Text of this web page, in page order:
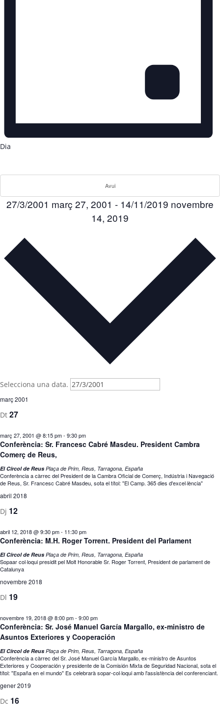
Dia
Avui
27/3/2001 març 27, 2001 - 14/11/2019 novembre
14, 2019
Selecciona una data.
març 2001
Dt 27
març 27, 2001 @ 8:15 pm- 9:30 pm
Conferència: Sr. Francesc Cabré Masdeu. President Cambra
Comerç de Reus,
El Círcol de Reus Plaça de Prim, Reus, Tarragona, España
Conferència a càrrec del President de la Cambra Oficial de Comerç, Indústria i Navegació
de Reus, Sr. Francesc Cabré Masdeu, sota el títol: "El Camp. 365 dies d'excel·lència"
abril 2018
Dj 12
abril 12, 2018 @ 9:30 pm- 11:30 pm
Conferència: M.H. Roger Torrent. President del Parlament
El Círcol de Reus Plaça de Prim, Reus, Tarragona, España
Sopaar col·loqui presidit pel Molt Honorable Sr. Roger Torrent, President de parlament de
Catalunya
novembre 2018
Dl 19
novembre 19, 2018 @ 8:00 pm- 9:00 pm
Conferència: Sr. José Manuel García Margallo, ex-ministro de
Asuntos Exteriores y Cooperación
El Círcol de Reus Plaça de Prim, Reus, Tarragona, España
Conferència a càrrec del Sr. José Manuel García Margallo, ex-ministro de Asuntos
Exteriores y Cooperación y presidente de la Comisión Mixta de Seguridad Nacional, sota el
títol: "España en el mundo" Es celebrarà sopar-col·loqui amb l'assistència del conferenciant.
gener 2019
Dc 16